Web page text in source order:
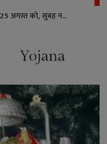
अगस्त को, सुबह न...